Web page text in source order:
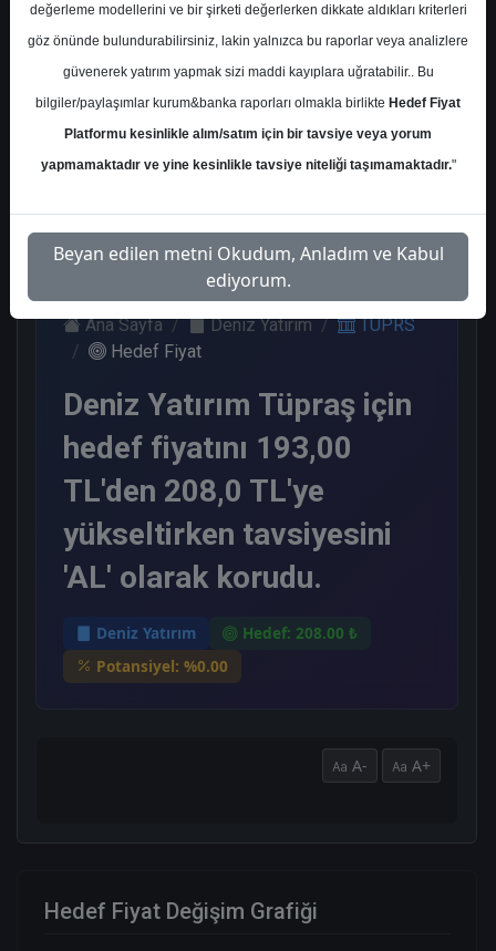
Kurum Sayısı
19
9 1
Paralel
Get.
2
Üstü
Get.
6
Yok
1
Çarşamba, 10 Ocak 2024
Ana Sayfa Deniz Yatırım
TUPRS
Hedef Fiyat
Deniz Yatırım Tüpraş için
hedef fiyatını 193,00
TL'den 208,0 TL'ye
yükseltirken tavsiyesini
'AL' olarak korudu.
Deniz Yatırım
Hedef: 208.00 ₺
Potansiyel: %0.00
A- A+
Hedef Fiyat Değişim Grafiği
değerleme modellerini ve bir şirketi değerlerken dikkate aldıkları kriterleri
göz önünde bulundurabilirsiniz, lakin yalnızca bu raporlar veya analizlere
güvenerek yatırım yapmak sizi maddi kayıplara uğratabilir.. Bu
bilgiler/paylaşımlar kurum&banka raporları olmakla birlikte Hedef Fiyat
Platformu kesinlikle alım/satım için bir tavsiye veya yorum
yapmamaktadır ve yine kesinlikle tavsiye niteliği taşımamaktadır."
Beyan edilen metni Okudum, Anladım ve Kabul
ediyorum.